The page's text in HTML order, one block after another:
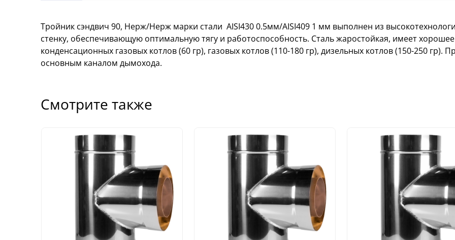
Тройник сэндвич 90, Нерж/Нерж марки стали AISI430 0.5мм/AISI409 1 мм выполнен из
стенку, обеспечивающую оптимальную тягу и работоспособность. Сталь жаростойкая, имеет
конденсационных газовых котлов (60 гр), газовых котлов (110-180 гр), дизельных котлов (150-250 гр).
основным каналом дымохода.
Смотрите также